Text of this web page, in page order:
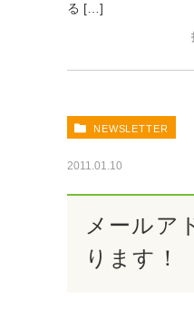
る […]
NEWSLETTER
2011.01.10
メールア
ります！